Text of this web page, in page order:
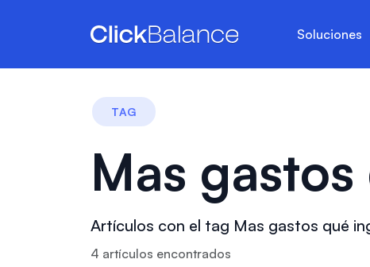
Soluciones
TAG
Mas
Artículos con el tag Mas gastos qué
4 artículos encontrados